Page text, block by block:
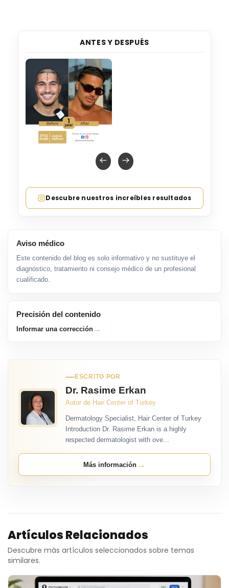
ANTES Y DESPUÉS
Descubre nuestros increíbles resultados
Aviso médico
Este contenido del blog es solo informativo y no sustituye el
diagnóstico, tratamiento ni consejo médico de un profesional
cualificado.
Precisión del contenido
Informar una corrección →
ESCRITO POR
Dr. Rasime Erkan
Autor de Hair Center of Turkey
Dermatology Specialist, Hair Center of Turkey
Introduction Dr. Rasime Erkan is a highly
respected dermatologist with ove...
Más información →
Artículos Relacionados
Descubre más artículos seleccionados sobre temas
similares.